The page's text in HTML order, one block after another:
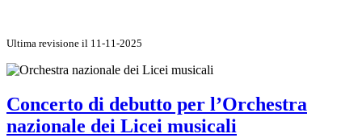
Ultima revisione il 11-11-2025
Concerto di debutto per l’Orchestra
nazionale dei Licei musicali